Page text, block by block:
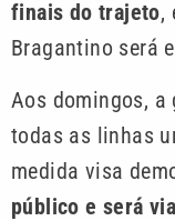
finais do trajeto,
Bragantino será
Aos domingos, a
todas as linhas
medida visa
público e será